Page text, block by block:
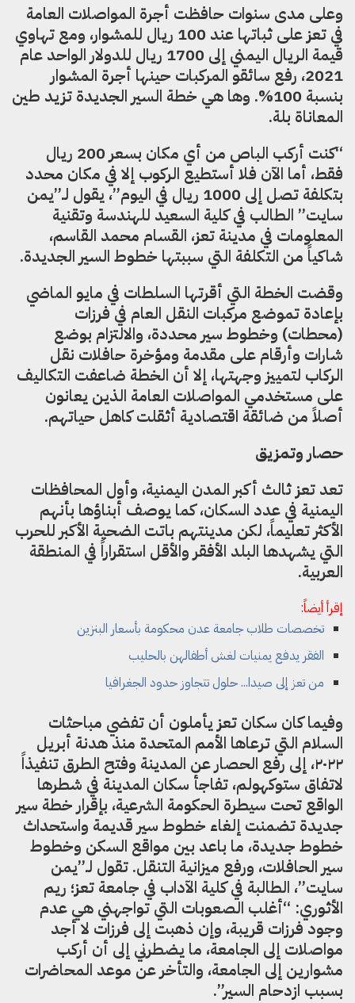
وعلى مدى سنوات حافظت أجرة المواصلات العامة
في تعز على ثباتها عند 100 ريال للمشوار، ومع تهاوي
قيمة الريال اليمني إلى 1700 ريال للدولار الواحد عام
2021، رفع سائقو المركبات حينها أجرة المشوار
بنسبة 100%. وها هي خطة السير الجديدة تزيد طين
المعاناة بلة.
“كنت أركب الباص من أي مكان بسعر 200 ريال
فقط، أما الآن فلا أستطيع الركوب إلا في مكان محدد
بتكلفة تصل إلى 1000 ريال في اليوم”، يقول لـ”يمن
سايت” الطالب في كلية السعيد للهندسة وتقنية
المعلومات في مدينة تعز، القسام محمد القاسم،
شاكياً من التكلفة التي سببتها خطوط السير الجديدة.
وقضت الخطة التي أقرتها السلطات في مايو الماضي
بإعادة تموضع مركبات النقل العام في فرزات
(محطات) وخطوط سير محددة، والالتزام بوضع
شارات وأرقام على مقدمة ومؤخرة حافلات نقل
الركاب لتمييز وجهتها، إلا أن الخطة ضاعفت التكاليف
على مستخدمي المواصلات العامة الذين يعانون
أصلاً من ضائقة اقتصادية أثقلت كاهل حياتهم.
حصار وتمزيق
تعد تعز ثالث أكبر المدن اليمنية، وأول المحافظات
اليمنية في عدد السكان، كما يوصف أبناؤها بأنهم
الأكثر تعليماً، لكن مدينتهم باتت الضحية الأكبر للحرب
التي يشهدها البلد الأفقر والأقل استقراراً في المنطقة
العربية.
إقرأ أيضاً:
تخصصات طلاب جامعة عدن محكومة بأسعار البنزين
الفقر يدفع يمنيات لغش أطفالهن بالحليب
من تعز إلى صيدا... حلول تتجاوز حدود الجغرافيا
وفيما كان سكان تعز يأملون أن تفضي مباحثات
السلام التي ترعاها الأمم المتحدة منذ هدنة أبريل
٢٠٢٢، إلى رفع الحصار عن المدينة وفتح الطرق تنفيذاً
لاتفاق ستوكهولم، تفاجأ سكان المدينة في شطرها
الواقع تحت سيطرة الحكومة الشرعية، بإقرار خطة سير
جديدة تضمنت إلغاء خطوط سير قديمة واستحداث
خطوط جديدة، ما باعد بين مواقع السكن وخطوط
سير الحافلات، ورفع ميزانية التنقل. تقول لـ”يمن
سايت”، الطالبة في كلية الآداب في جامعة تعز؛ ريم
الأثوري: “أغلب الصعوبات التي تواجهني هي عدم
وجود فرزات قريبة، وإن ذهبت إلى فرزات لا أجد
مواصلات إلى الجامعة، ما يضطرني إلى أن أركب
مشوارين إلى الجامعة، والتأخر عن موعد المحاضرات
بسبب ازدحام السير”.